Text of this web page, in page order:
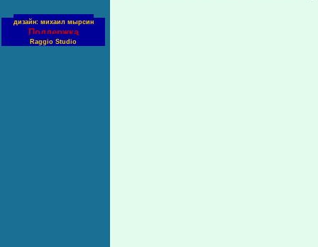
дизайн: михаил мырсин
Поддержка
Raggio Studio